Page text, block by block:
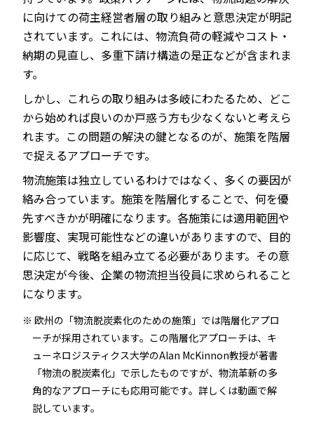
に向けての荷主経営者層の取り組みと意思決定が明記
されています。これには、物流負荷の軽減やコスト・
納期の見直し、多重下請け構造の是正などが含まれま
す。
しかし、これらの取り組みは多岐にわたるため、どこ
から始めれば良いのか戸惑う方も少なくないと考えら
れます。この問題の解決の鍵となるのが、施策を階層
で捉えるアプローチです。
物流施策は独立しているわけではなく、多くの要因が
絡み合っています。施策を階層化することで、何を優
先すべきかが明確になります。各施策には適用範囲や
影響度、実現可能性などの違いがありますので、目的
に応じて、戦略を組み立てる必要があります。その意
思決定が今後、企業の物流担当役員に求められること
になります。
欧州の「物流脱炭素化のための施策」では階層化アプロ
ーチが採用されています。この階層化アプローチは、キ
ューネロジスティクス大学のAlan McKinnon教授が著書
「物流の脱炭素化」で示したものですが、物流革新の多
角的なアプローチにも応用可能です。詳しくは動画で解
説しています。